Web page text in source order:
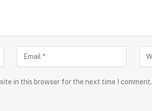
in this browser for the next time I comment.